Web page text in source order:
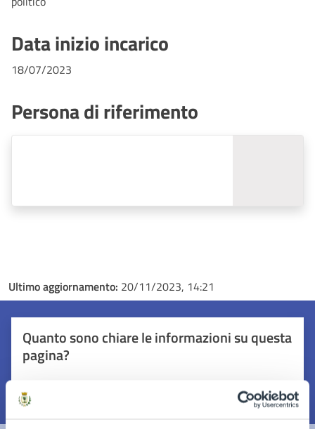
Data inizio incarico
18/07/2023
Persona di riferimento
Ultimo aggiornamento: 20/11/2023, 14:21
Quanto sono chiare le informazioni su questa
pagina?
Valuta 1 stelle su 5